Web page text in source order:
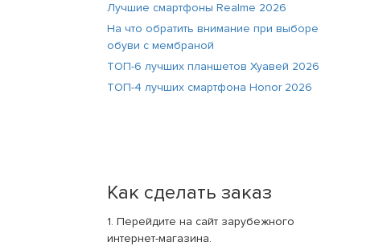
Лучшие смартфоны Realme 2026
На что обратить внимание при выборе
обуви с мембраной
ТОП-6 лучших планшетов Хуавей 2026
ТОП-4 лучших смартфона Honor 2026
Как сделать заказ
1. Перейдите на сайт зарубежного
интернет-магазина.